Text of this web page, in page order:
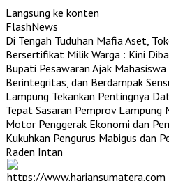
Langsung ke konten
FlashNews
Di Tengah Tuduhan Mafia Aset,
Bersertifikat Milik Warga : Kini
Bupati Pesawaran Ajak
Berintegritas, dan Berdampak
Lampung Tekankan Pentingnya
Tepat Sasaran Pemprov Lampung
Motor Penggerak Ekonomi dan
Kukuhkan Pengurus Mabigus dan
Raden Intan